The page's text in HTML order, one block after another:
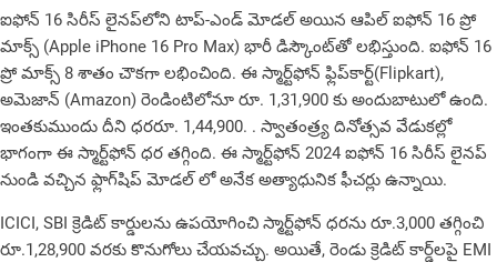
ఐఫోన్ 16 సిరీస్ లైనప్‌లోని టాప్-ఎండ్ మోడల్ అయిన ఆపిల్ ఐఫోన్ 16 ప్రో
మాక్స్ (Apple iPhone 16 Pro Max) భారీ డిస్కౌంట్‌తో లభిస్తుంది. ఐఫోన్ 16
ప్రో మాక్స్ 8 శాతం చౌకగా లభించింది. ఈ స్మార్ట్‌ఫోన్ ఫ్లిప్‌కార్ట్(Flipkart),
అమెజాన్ (Amazon) రెండింటిలోనూ రూ. 1,31,900 కు అందుబాటులో ఉంది.
ఇంత‌కుముందు దీని ధ‌రరూ. 1,44,900. . స్వాతంత్ర్య దినోత్సవ వేడుక‌ల్లో
భాగంగా ఈ స్మార్ట్‌ఫోన్ ధర తగ్గింది. ఈ స్మార్ట్‌ఫోన్ 2024 ఐఫోన్ 16 సిరీస్ లైనప్
నుండి వ‌చ్చిన‌ ఫ్లాగ్‌షిప్ మోడల్ లో అనేక అత్యాధునిక ఫీచర్లు ఉన్నాయి.
ICICI, SBI క్రెడిట్ కార్డుల‌ను ఉపయోగించి స్మార్ట్‌ఫోన్ ధరను రూ.3,000 తగ్గించి
రూ.1,28,900 వరకు కొనుగోలు చేయ‌వ‌చ్చు. అయితే, రెండు క్రెడిట్ కార్డ్‌లపై EMI